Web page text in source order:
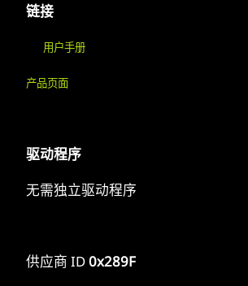
链接
用户手册
产品页面
驱动程序
无需独立驱动程序
供应商 ID0x289F